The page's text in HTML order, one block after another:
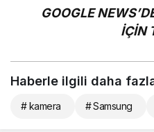
GOOGLE
İÇİN
Haberle ilgili daha
# kamera # Samsung